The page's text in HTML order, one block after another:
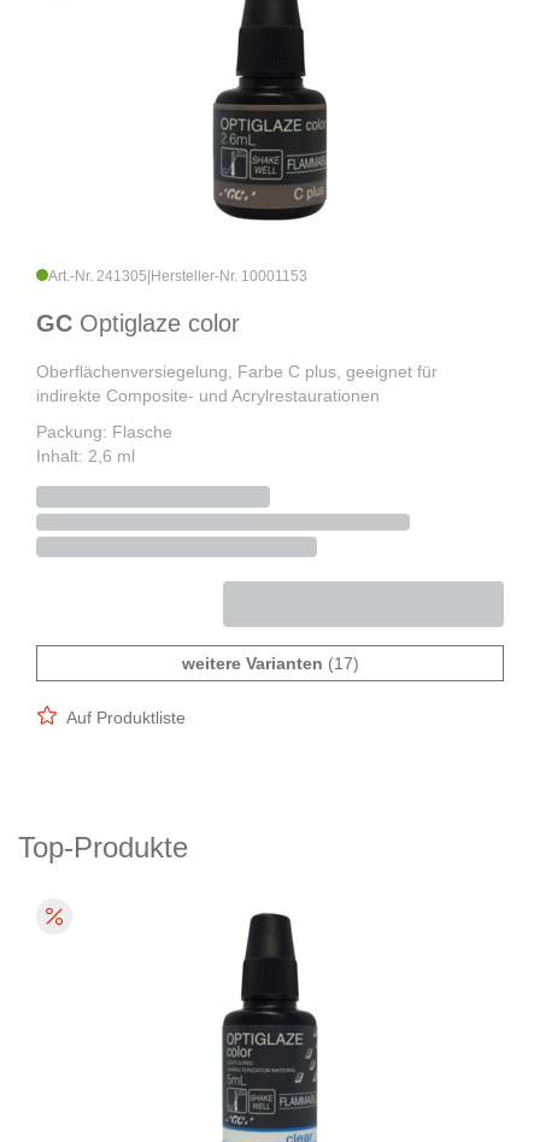
Art.-Nr. 241305 Hersteller-Nr. 10001153
GC Optiglaze color
Oberflächenversiegelung, Farbe C plus, geeignet für
indirekte Composite- und Acrylrestaurationen
Packung: Flasche
Inhalt: 2,6 ml
weitere Varianten (17)
Auf Produktliste
Top-Produkte